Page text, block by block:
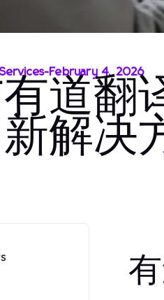
-February 4, 2026
道翻
解决